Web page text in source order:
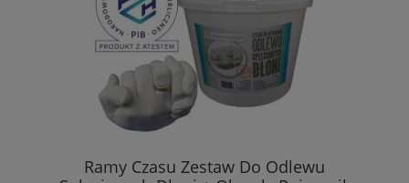
Ramy Czasu Zestaw Do Odlewu